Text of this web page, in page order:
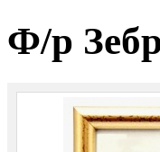
Ф/р